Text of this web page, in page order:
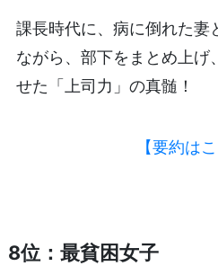
課長時代に、病に倒れた妻
ながら、部下をまとめ上げ
せた「上司力」の真髄！
【要約は
8位：最貧困女子